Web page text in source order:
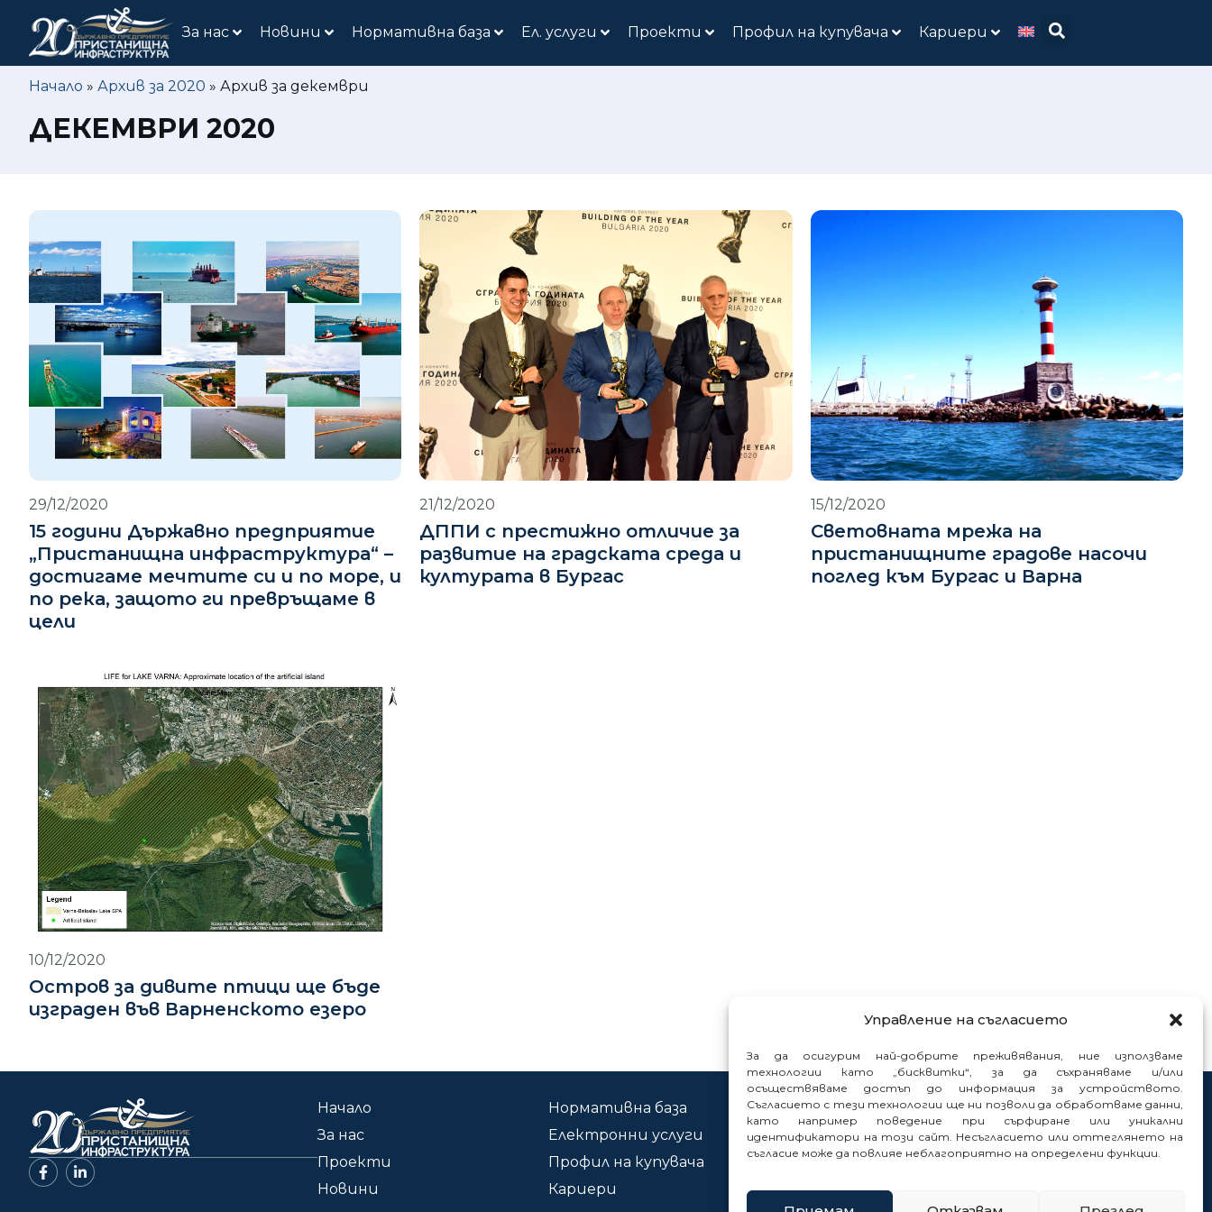
Управление на съгласието
За да осигурим най-добрите преживявания, ние използваме
технологии като „бисквитки“, за да съхраняваме и/или
осъществяваме достъп до информация за устройството.
Съгласието с тези технологии ще ни позволи да обработваме данни,
като например поведение при сърфиране или уникални
идентификатори на този сайт. Несъгласието или оттеглянето на
съгласие може да повлияе неблагоприятно на определени функции.
За нас Новини Нормативна база Ел. услуги Проекти Профил на купувача Кариери
Начало » Архив за 2020 » Архив за декември
ДЕКЕМВРИ 2020
29/12/2020
15 години Държавно предприятие
„Пристанищна инфраструктура“ –
достигаме мечтите си и по море, и
по река, защото ги превръщаме в
цели
21/12/2020
ДППИ с престижно отличие за
развитие на градската среда и
културата в Бургас
15/12/2020
Световната мрежа на
пристанищните градове насочи
поглед към Бургас и Варна
10/12/2020
Остров за дивите птици ще бъде
изграден във Варненското езеро
Начало
За нас
Проекти
Новини
Нормативна база
Електронни услуги
Профил на купувача
Кариери
Контакти
Сигнали